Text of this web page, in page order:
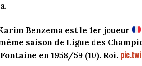
Benzema est le 1er joueur
saison de Ligue des
en 1958/59 (10). Roi.